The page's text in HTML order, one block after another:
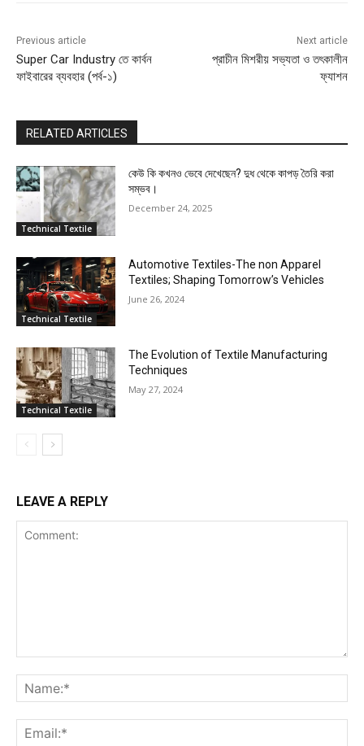
Previous article
Super Car Industry তে কার্বন
ফাইবারের ব্যবহার (পর্ব-১)
Next article
প্রাচীন মিশরীয় সভ্যতা ও তৎকালীন
ফ্যাশন
RELATED ARTICLES
Technical Textile
কেউ কি কখনও ভেবে দেখেছেন? দুধ থেকে কাপড় তৈরি করা
সম্ভব।
December 24, 2025
Technical Textile
Automotive Textiles-The non Apparel
Textiles; Shaping Tomorrow’s Vehicles
June 26, 2024
Technical Textile
The Evolution of Textile Manufacturing
Techniques
May 27, 2024
LEAVE A REPLY